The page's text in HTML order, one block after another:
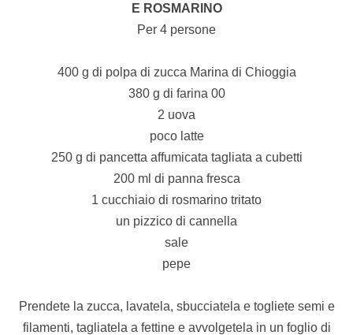
E ROSMARINO
Per 4 persone
400 g di polpa di zucca Marina di Chioggia
380 g di farina 00
2 uova
poco latte
250 g di pancetta affumicata tagliata a cubetti
200 ml di panna fresca
1 cucchiaio di rosmarino tritato
un pizzico di cannella
sale
pepe
Prendete la zucca, lavatela, sbucciatela e togliete semi e
filamenti, tagliatela a fettine e avvolgetela in un foglio di